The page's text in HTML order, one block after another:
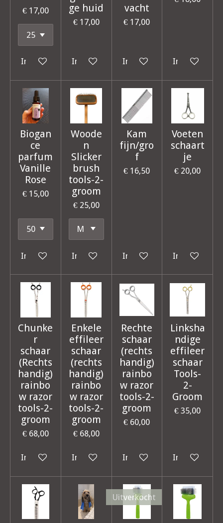
€ 17,00
In winkelwagen
ge huid
€ 17,00
In winkelwagen
vacht
€ 17,00
In winkelwagen
In
Biogan
ce
parfum
Vanille
Rose
€ 15,00
In winkelwagen
Woode
n
Slicker
brush
tools-2-
groom
€ 25,00
In winkelwagen
Kam
fijn/gro
f
€ 16,50
In winkelwagen
Voeten
schaart
je
€ 20,00
In
Chunke
r
schaar
(Rechts
handig)
rainbo
w razor
tools-2-
groom
€ 68,00
In winkelwagen
Enkele
effileer
schaar
(rechts
handig)
rainbo
w razor
tools-2-
groom
€ 68,00
In winkelwagen
Rechte
schaar
(rechts
handig)
rainbo
w razor
tools-2-
groom
€ 60,00
In winkelwagen
Linksha
ndige
effileer
schaar
Tools-
2-
Groom
€ 35,00
In
Uitverkocht